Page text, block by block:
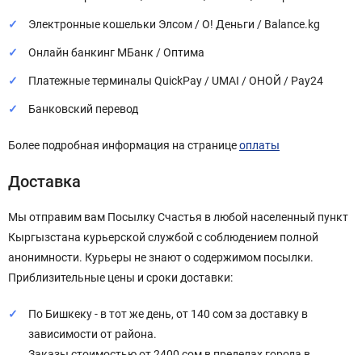
Электронные кошельки Элсом / О! Деньги / Balance.kg
Онлайн банкинг МБанк / Оптима
Платежные терминалы QuickPay / UMAI / ОНОЙ / Pay24
Банковский перевод
Более подробная информация на страницеоплаты
Доставка
Мы отправим вам Посылку Счастья в любой населенный пункт
Кыргызстана курьерской службой с соблюдением полной
анонимности. Курьеры не знают о содержимом посылки.
Приблизительные цены и сроки доставки:
По Бишкеку - в тот же день, от 140 сом за доставку в
зависимости от района.